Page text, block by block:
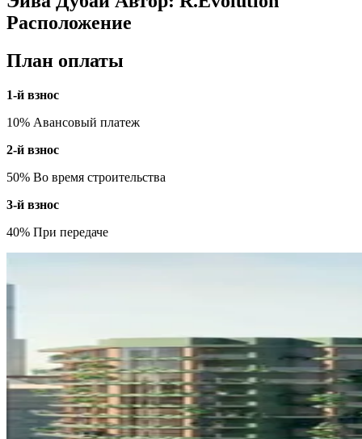
Расположение
План оплаты
1-й взнос
10% Авансовый платеж
2-й взнос
50% Во время строительства
3-й взнос
40% При передаче